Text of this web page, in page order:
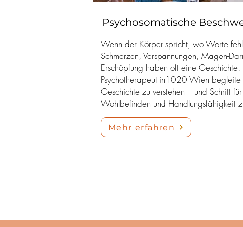
Psychosomatische
Wenn der Körper spricht, wo Worte
Schmerzen, Verspannungen, Magen-
Erschöpfung haben oft eine Geschichte.
Psychotherapeut in1020 Wien
Geschichte zu verstehen – und Schritt
Wohlbefinden und Handlungsfähigkeit
Mehr erfahren